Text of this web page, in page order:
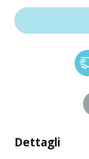
quantità
Dettagli